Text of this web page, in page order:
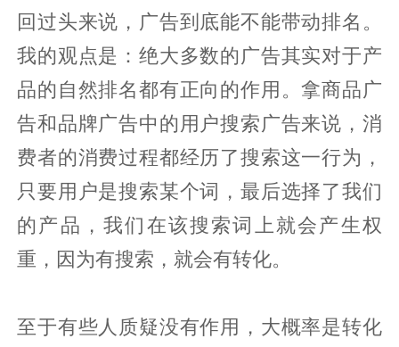
回过头来说，广告到底能不能带动排名。
我的观点是：绝大多数的广告其实对于产
品的自然排名都有正向的作用。拿商品广
告和品牌广告中的用户搜索广告来说，消
费者的消费过程都经历了搜索这一行为，
只要用户是搜索某个词，最后选择了我们
的产品，我们在该搜索词上就会产生权
重，因为有搜索，就会有转化。
至于有些人质疑没有作用，大概率是转化